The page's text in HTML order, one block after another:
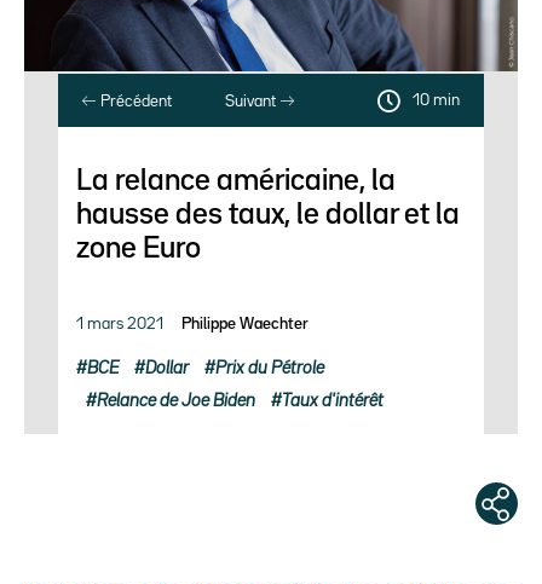
Précédent Suivant 10 min
La relance américaine, la
hausse des taux, le dollar et la
zone Euro
1 mars 2021 Philippe Waechter
BCE Dollar Prix du Pétrole
Relance de Joe Biden Taux d'intérêt